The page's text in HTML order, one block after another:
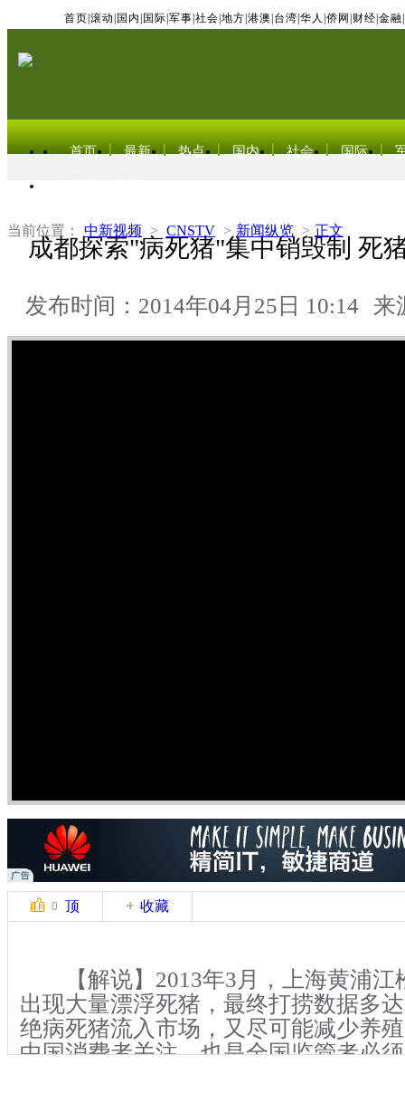
首页 滚动 国内 国际 军事 社会 地方 港澳 台湾 华人 侨网 财经 金融
首页 最新 热点 国内 社会 国际
当前位置： 中新视频 > CNSTV > 新闻纵览 > 正文
成都探索"病死猪"集中销毁制 死
发布时间：2014年04月25日 10:14 来
0 顶 收藏
【解说】2013年3月，上海黄浦江
出现大量漂浮死猪，最终打捞数据多
绝病死猪流入市场，又尽可能减少养
中国消费者关注，也是全国监管者必